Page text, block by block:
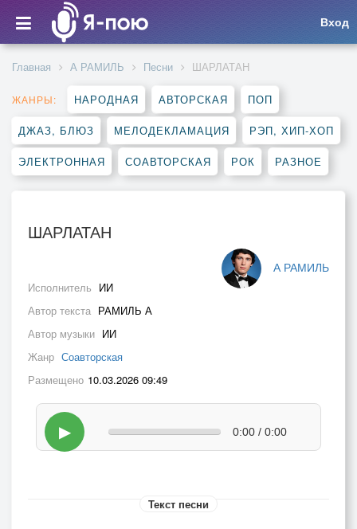
Вход
Главная А РАМИЛЬ Песни ШАРЛАТАН
ЖАНРЫ: НАРОДНАЯ АВТОРСКАЯ ПОП
ДЖАЗ, БЛЮЗ МЕЛОДЕКЛАМАЦИЯ РЭП, ХИП-ХОП
ЭЛЕКТРОННАЯ СОАВТОРСКАЯ РОК РАЗНОЕ
ШАРЛАТАН
А РАМИЛЬ
Исполнитель ИИ
Автор текста РАМИЛЬ А
Автор музыки ИИ
Жанр Соавторская
Размещено 10.03.2026 09:49
▶ 0:00 / 0:00
Текст песни